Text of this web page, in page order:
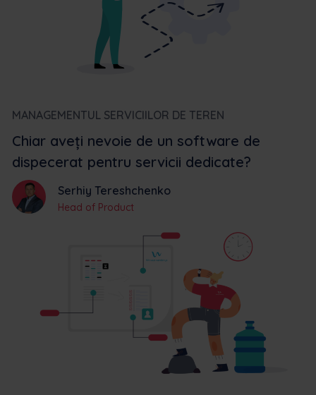
MANAGEMENTUL SERVICIILOR DE TEREN
Chiar aveți nevoie de un software de
dispecerat pentru servicii dedicate?
Serhiy Tereshchenko
Head of Product